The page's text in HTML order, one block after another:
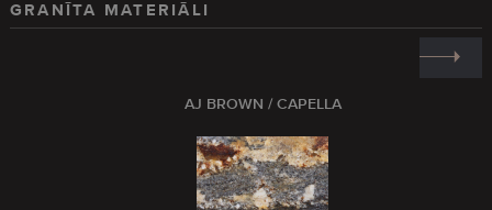
GRANĪTA MATERIĀLI
AJ BROWN / CAPELLA